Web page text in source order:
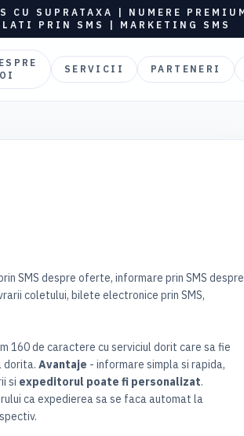
SUPRATAXA | NUMERE
PRIN SMS | MARKETING SMS
SERVICII PARTENERI
SMS despre oferte, informare prin SMS despre
coletului, bilete electronice prin SMS,
160 de caractere cu serviciul dorit care sa fie
dorita. Avantaje - informare simpla si rapida,
si expeditorul poate fi personalizat.
ca expedierea sa se faca automat la